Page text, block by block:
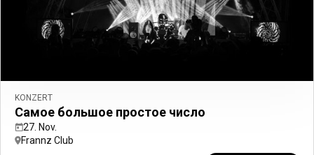
Eine Stadt der Kontraste, in der komplexe Geschichte auf
kompromisslose kreative Energie trifft.
KONZERT
Самое большое простое число
27. Nov.
Frannz Club